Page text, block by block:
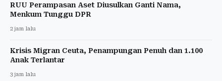
RUU Perampasan Aset Diusulkan Ganti Nama,
Menkum Tunggu DPR
2 jam lalu
Krisis Migran Ceuta, Penampungan Penuh dan 1.100
Anak Terlantar
3 jam lalu